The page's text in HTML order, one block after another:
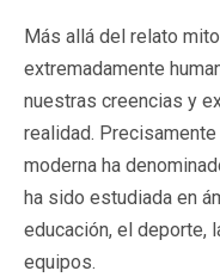
Más allá del relato
extremadamente
nuestras creencias y
realidad.
moderna ha
ha sido estudiada en
educación, el deporte,
equipos.